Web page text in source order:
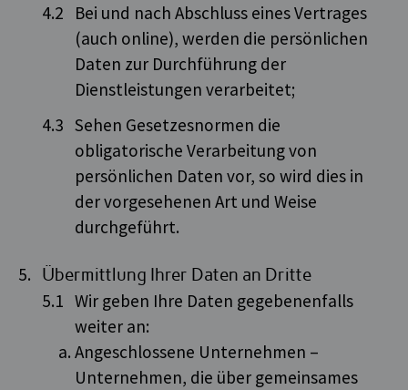
Bei und nach Abschluss eines Vertrages
(auch online), werden die persönlichen
Daten zur Durchführung der
Dienstleistungen verarbeitet;
Sehen Gesetzesnormen die
obligatorische Verarbeitung von
persönlichen Daten vor, so wird dies in
der vorgesehenen Art und Weise
durchgeführt.
Übermittlung Ihrer Daten an Dritte
Wir geben Ihre Daten gegebenenfalls
weiter an:
Angeschlossene Unternehmen –
Unternehmen, die über gemeinsames